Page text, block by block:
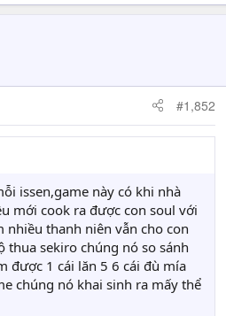
#1,852
issen,game này có khi nhà
mới cook ra được con soul với
nhiều thanh niên vẫn cho con
thua sekiro chúng nó so sánh
được 1 cái lăn 5 6 cái đù mía
chúng nó khai sinh ra mấy thể